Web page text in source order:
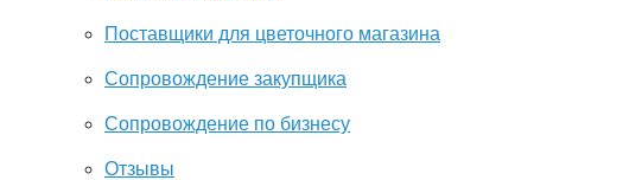
Поставщики для цветочного магазина
Сопровождение закупщика
Cопровождение по бизнесу
Отзывы